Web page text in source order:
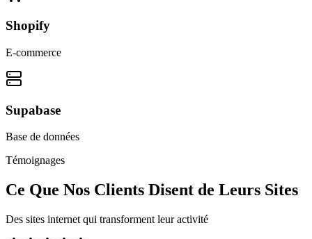
Shopify
E-commerce
Supabase
Base de données
Témoignages
Ce Que Nos Clients Disent de Leurs Sites
Des sites internet qui transforment leur activité